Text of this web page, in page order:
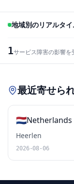
地域別のリアルタ
1サービス障害の影響を
最近寄せら
🇳🇱Netherlands
Heerlen
2026-08-06